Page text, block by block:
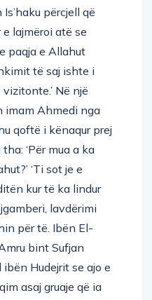
përcjell që
lajmëroi atë se
paqja e Allahut
të saj ishte i
Në një
imam Ahmedi nga
qoftë i kënaqur prej
‘Për mua a ka
‘Ti sot je e
kur të ka lindur
lavdërimi
për të. Ibën El-
bint Sufjan
Hudejrit se ajo e
asaj gruaje që ia